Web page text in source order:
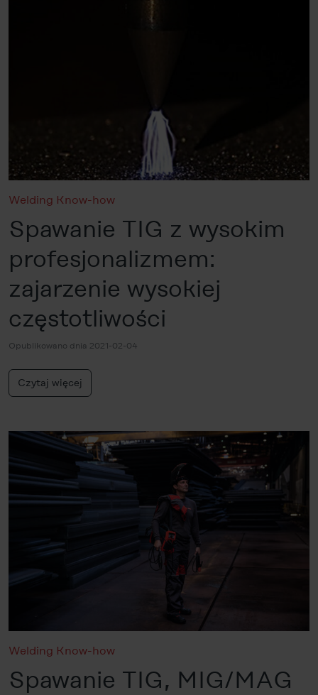
Welding Know-how
Spawanie TIG z wysokim
profesjonalizmem:
zajarzenie wysokiej
częstotliwości
Opublikowano dnia 2021-02-04
Czytaj więcej
Welding Know-how
Spawanie TIG, MIG/MAG